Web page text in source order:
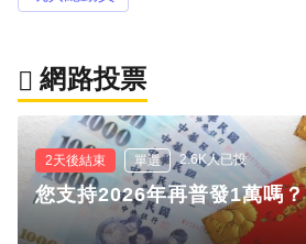
網路投票
2天後結束 單選 2.6K人已投
您支持2026年再普發1萬嗎？